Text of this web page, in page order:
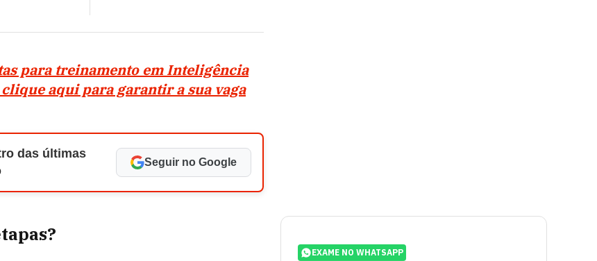
para treinamento em Inteligência
aqui para garantir a sua vaga
das últimas
Seguir no Google
EXAME NO WHATSAPP